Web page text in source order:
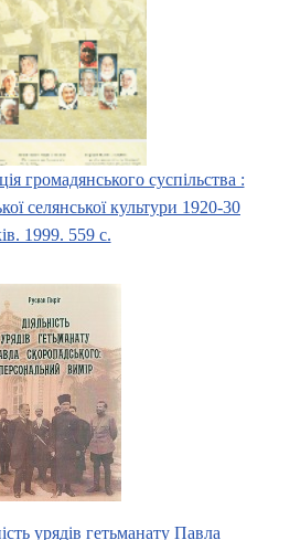
громадянського суспільства :
селянської культури 1920-30
1999. 559 с.
урядів гетьманату Павла